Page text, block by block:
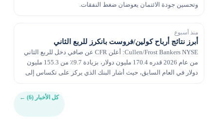
وتحسين جودة الائتمان يعوضان ضغط النفقات.
منذ أسبوع
أبرز نتائج أرباح كولين/فروست بانكرز للربع الثاني
Cullen/Frost Bankers NYSE: أعلن CFR عن صافي دخل للربع الثاني
من عام 2026 قدره 170.4 مليون دولار، بزيادة 9.7٪ من 155.3 مليون
دولار في العام السابق، حيث أشار البنك الذي يركز على تكساس إلى
كل الأخبار (6) ←